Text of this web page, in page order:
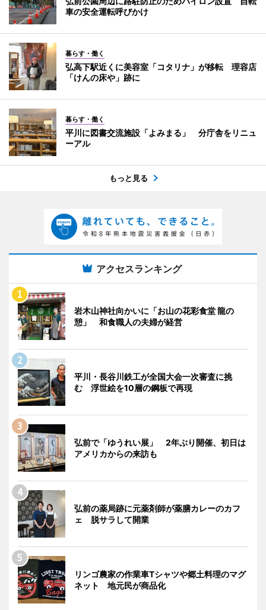
車の安全運転呼びかけ
暮らす・働く
弘高下駅近くに美容室「コタリナ」が移転 理容店
「けんの床や」跡に
暮らす・働く
平川に図書交流施設「よみまる」 分庁舎をリニュ
ーアル
もっと見る
アクセスランキング
岩木山神社向かいに「お山の花彩食堂 龍の
憩」 和食職人の夫婦が経営
平川・長谷川鉄工が全国大会一次審査に挑
む 浮世絵を10層の鋼板で再現
弘前で「ゆうれい展」 2年ぶり開催、初日は
アメリカからの来訪も
弘前の薬局跡に元薬剤師が薬膳カレーのカフ
ェ 脱サラして開業
リンゴ農家の作業車Tシャツや郷土料理のマグ
ネット 地元民が商品化